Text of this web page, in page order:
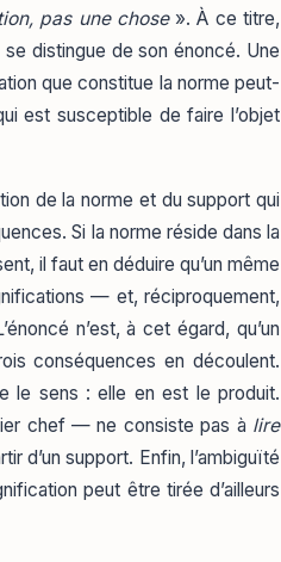
pas une chose». À ce titre,
distingue de son énoncé. Une
que constitue la norme peut-
est susceptible de faire l’objet
de la norme et du support qui
Si la norme réside dans la
il faut en déduire qu’un même
— et, réciproquement,
n’est, à cet égard, qu’un
conséquences en découlent.
le sens : elle en est le produit.
chef — ne consiste pas à lire
d’un support. Enfin, l’ambiguïté
peut être tirée d’ailleurs